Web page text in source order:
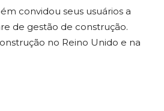
convidou seus usuários a
de gestão de construção.
no Reino Unido e na